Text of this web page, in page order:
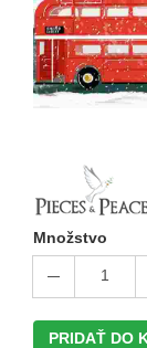
Množstvo
1
PRIDAŤ DO